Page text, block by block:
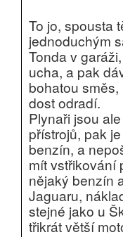
To jo, spousta
jednoduchým
Tonda v
ucha, a pak
bohatou
dost odradí.
Plynaři jsou
přístrojů, pak
benzín, a
mít vstřikování
nějaký benzín
Jaguaru,
stejné jako u
třikrát větší